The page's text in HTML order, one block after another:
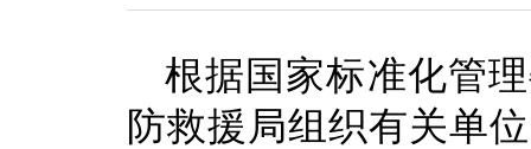
根据国家标准化管
防救援局组织有关单